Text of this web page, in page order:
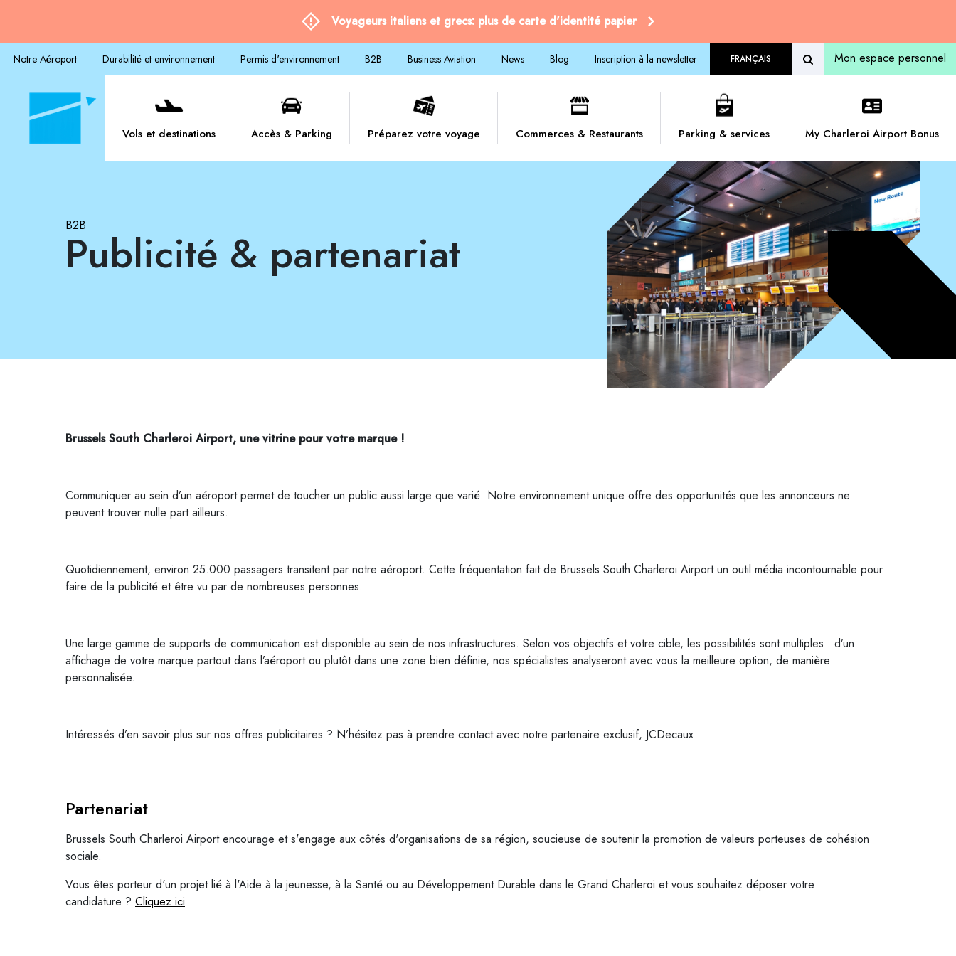
Voyageurs italiens et grecs: plus de carte d'identité papier
Notre Aéroport Durabilité et environnement Permis d'environnement B2B Business Aviation News Blog Inscription à la newsletter FRANÇAIS Mon espace personnel
Vols et destinations Accès & Parking Préparez votre voyage Commerces & Restaurants Parking & services My Charleroi Airport Bonus
B2B Publicité & partenariat
Brussels South Charleroi Airport, une vitrine pour votre marque !
Communiquer au sein d’un aéroport permet de toucher un public aussi large que varié. Notre environnement unique offre des opportunités que les annonceurs ne
peuvent trouver nulle part ailleurs.
Quotidiennement, environ 25.000 passagers transitent par notre aéroport. Cette fréquentation fait de Brussels South Charleroi Airport un outil média incontournable pour
faire de la publicité et être vu par de nombreuses personnes.
Une large gamme de supports de communication est disponible au sein de nos infrastructures. Selon vos objectifs et votre cible, les possibilités sont multiples : d’un
affichage de votre marque partout dans l’aéroport ou plutôt dans une zone bien définie, nos spécialistes analyseront avec vous la meilleure option, de manière
personnalisée.
Intéressés d’en savoir plus sur nos offres publicitaires ? N’hésitez pas à prendre contact avec notre partenaire exclusif, JCDecaux
Partenariat
Brussels South Charleroi Airport encourage et s'engage aux côtés d'organisations de sa région, soucieuse de soutenir la promotion de valeurs porteuses de cohésion
sociale.
Vous êtes porteur d'un projet lié à l'Aide à la jeunesse, à la Santé ou au Développement Durable dans le Grand Charleroi et vous souhaitez déposer votre
candidature ? Cliquez ici